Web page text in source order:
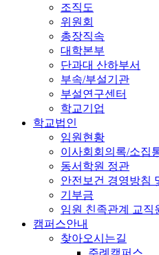
조직도
위원회
총장직속
대학본부
단과대 산하부서
부속/부설기관
부설연구센터
학교기업
학교법인
임원현황
이사회회의록/소집
동서학원 정관
안전보건 경영방침
기부금
임원 친족관계 교직
캠퍼스안내
찾아오시는길
주례캠퍼스